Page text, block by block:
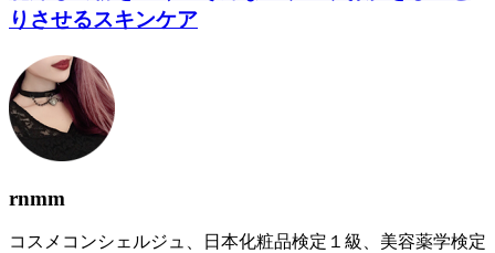
りさせるスキンケア
rnmm
コスメコンシェルジュ、日本化粧品検定１級、美容薬学検定